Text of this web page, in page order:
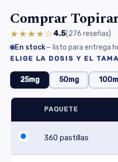
Comprar
★★★★☆4.5(276 reseñas)
En stock— listo para entrega
ELIGE LA DOSIS Y EL
25mg 50mg
PAQUETE
360 pastillas